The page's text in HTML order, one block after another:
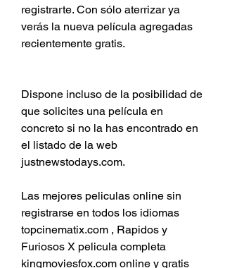
registrarte. Con sólo aterrizar ya
verás la nueva película agregadas
recientemente gratis.
Dispone incluso de la posibilidad de
que solicites una película en
concreto si no la has encontrado en
el listado de la web
justnewstodays.com.
Las mejores peliculas online sin
registrarse en todos los idiomas
topcinematix.com , Rapidos y
Furiosos X pelicula completa
kingmoviesfox.com online y gratis